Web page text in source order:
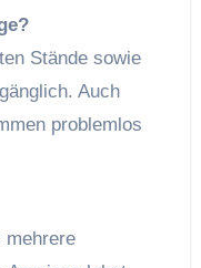
Stände sowie
Auch
problemlos
mehrere